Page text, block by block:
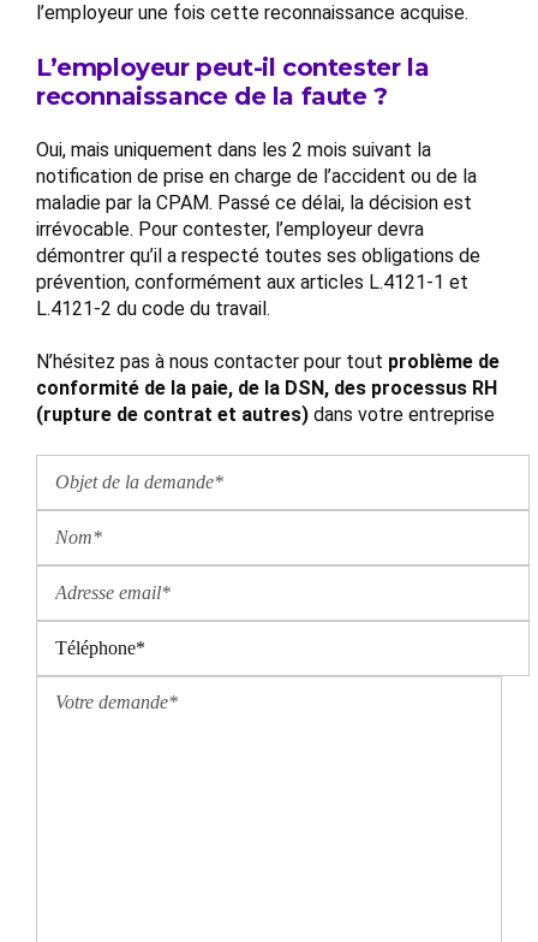
l’employeur une fois cette reconnaissance acquise.
L’employeur peut-il contester la
reconnaissance de la faute ?
Oui, mais uniquement dans les 2 mois suivant la
notification de prise en charge de l’accident ou de la
maladie par la CPAM. Passé ce délai, la décision est
irrévocable. Pour contester, l’employeur devra
démontrer qu’il a respecté toutes ses obligations de
prévention, conformément aux articles L.4121-1 et
L.4121-2 du code du travail.
N’hésitez pas à nous contacter pour tout problème de
conformité de la paie, de la DSN, des processus RH
(rupture de contrat et autres) dans votre entreprise